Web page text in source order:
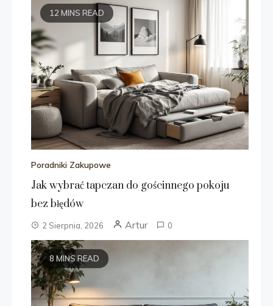
12 MINS READ
Poradniki Zakupowe
Jak wybrać tapczan do gościnnego pokoju
bez błędów
2 Sierpnia, 2026 Artur 0
8 MINS READ